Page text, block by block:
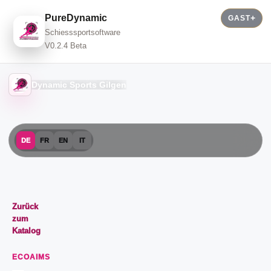
PureDynamic
Schiesssportsoftware
V0.2.4 Beta
GAST
Dynamic Sports Gilgen
DE FR EN IT
Zurück
zum
Katalog
ECOAIMS